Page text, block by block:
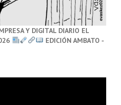
Y DIGITAL DIARIO EL
EDICIÓN AMBATO -